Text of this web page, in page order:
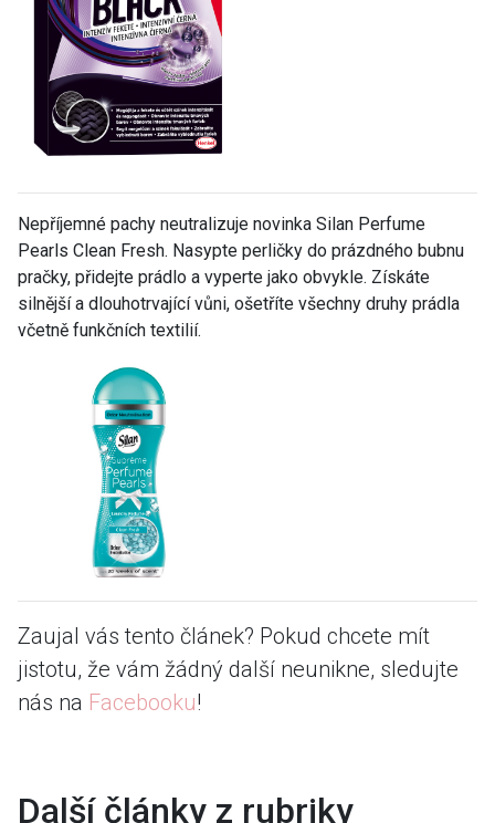
Nepříjemné pachy neutralizuje novinka Silan Perfume
Pearls Clean Fresh. Nasypte perličky do prázdného bubnu
pračky, přidejte prádlo a vyperte jako obvykle. Získáte
silnější a dlouhotrvající vůni, ošetříte všechny druhy prádla
včetně funkčních textilií.
Zaujal vás tento článek? Pokud chcete mít
jistotu, že vám žádný další neunikne, sledujte
nás na Facebooku!
Další články z rubriky